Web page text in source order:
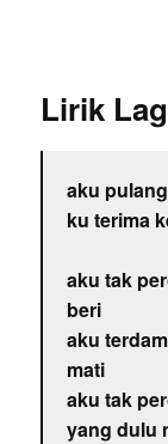
Lirik
aku
ku terima
aku tak
beri
aku
mati
aku tak
yang dulu